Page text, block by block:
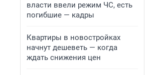
власти ввели режим ЧС, есть
погибшие — кадры
Квартиры в новостройках
начнут дешеветь — когда
ждать снижения цен